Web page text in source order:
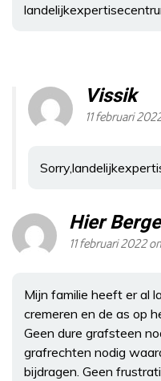
Vissik
11 februari
Hier
11 februari 2022
Mijn familie heeft er al
cremeren en de as op
Geen dure grafsteen
grafrechten nodig
bijdragen. Geen